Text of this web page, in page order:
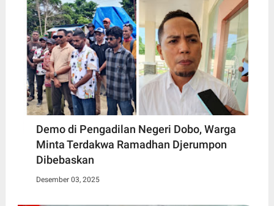
Demo di Pengadilan Negeri Dobo, Warga
Minta Terdakwa Ramadhan Djerumpon
Dibebaskan
Desember 03, 2025